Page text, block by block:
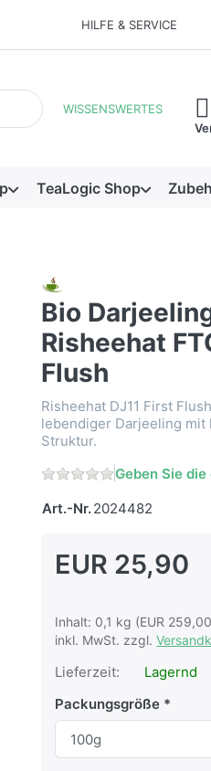
HILFE & SERVICE
automatisch erste
WISSENSWERTES
TeaLogic Shop
Bio
Risheehat
Flush
Risheehat DJ11 First
lebendiger Darjeeling
Struktur.
Geben Sie
Art.-Nr.2024482
EUR 25,90
Inhalt: 0,1 kg (EUR
inkl. MwSt. zzgl.
Lieferzeit:
Lagernd
Packungsgröße